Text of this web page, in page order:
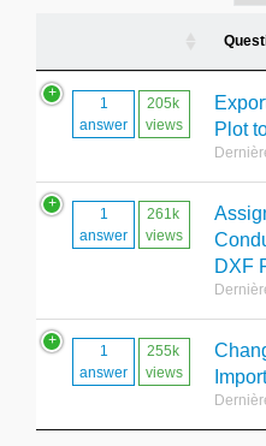
1
answer
205k
views
Plot
1
answer
261k
views
DXF
1
answer
255k
views